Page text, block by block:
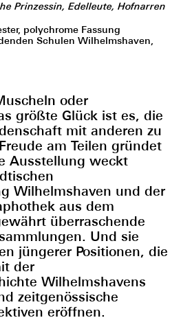
Prinzessin, Edelleute, Hofnarren
polychrome Fassung
Schulen Wilhelmshaven,
oder
größte Glück ist es, die
mit anderen zu
am Teilen gründet
Ausstellung weckt
Wilhelmshaven und der
aus dem
überraschende
Und sie
jüngerer Positionen, die
der
Wilhelmshavens
zeitgenössische
eröffnen.